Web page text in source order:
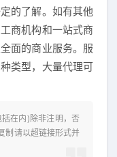
的了解。如有其他
商机构和一站式商
面的商业服务。服
类型，大量代理可
在内)除非注明，否
制请以超链接形式并